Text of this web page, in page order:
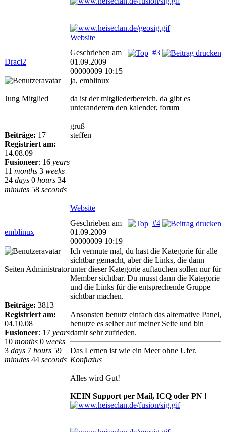
Website
Draci2
#3
Geschrieben am
01.09.2009
00000009 10:15
Jung Mitglied
Beiträge: 17
Registriert am:
14.08.09
Fusioneer: 16 years
11 months 3 weeks
24 days 0 hours 34
minutes 58 seconds
ja, emblinux
da ist der mitgliederbereich. da gibt es
unteranderem den kalender, forum
gruß
steffen
Website
emblinux
#4
Geschrieben am
01.09.2009
00000009 10:19
Seiten Administrator
Beiträge: 3813
Registriert am:
04.10.08
Fusioneer: 17 years
10 months 0 weeks
3 days 7 hours 59
minutes 44 seconds
Ich vermute mal, du hast die Kategorie für alle
sichtbar gemacht, aber die Links, die dann
unter dieser Kategorie auftauchen sollen nur für
Member sichtbar. Du musst dann die Kategorie
und die Links für die entsprechende Gruppe
sichtbar machen.
Ansonsten benutz einfach das alternative Panel,
benutze es selber auf meiner Seite und bin
damit sehr zufrieden.
Das Lernen ist wie ein Meer ohne Ufer.
Konfuzius
Alles wird Gut!
KEIN Support per Mail, ICQ oder PN !